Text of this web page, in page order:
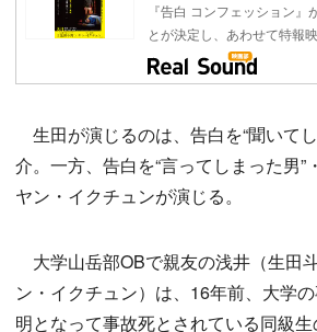
『告白 コンフェッション』
とが決定し、あわせて特報
生田が演じるのは、告白を“聞いて
介。一方、告白を“言ってしまった男”
ヤン・イクチュンが演じる。
大学山岳部OBで親友の浅井（生田
ン・イクチュン）は、16年前、大学
明となって事故死とされている同級